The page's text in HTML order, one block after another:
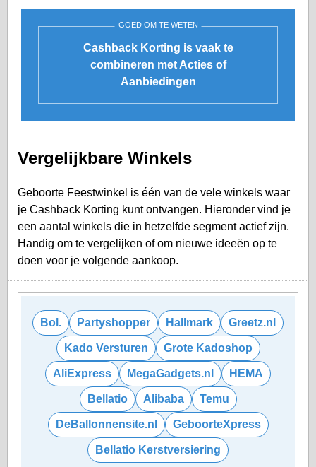
GOED OM TE WETEN
Cashback Korting is vaak te
combineren met Acties of
Aanbiedingen
Vergelijkbare Winkels
Geboorte Feestwinkel is één van de vele winkels waar
je Cashback Korting kunt ontvangen. Hieronder vind je
een aantal winkels die in hetzelfde segment actief zijn.
Handig om te vergelijken of om nieuwe ideeën op te
doen voor je volgende aankoop.
Bol. Partyshopper Hallmark Greetz.nl
Kado Versturen Grote Kadoshop
AliExpress MegaGadgets.nl HEMA
Bellatio Alibaba Temu
DeBallonnensite.nl GeboorteXpress
Bellatio Kerstversiering